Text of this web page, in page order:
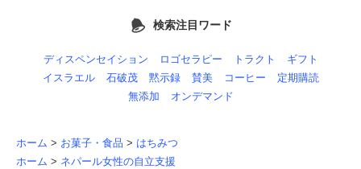
検索注目ワード
ディスペンセイション ロゴセラピー トラクト
ギフト
イスラエル
石破茂 黙示録 賛美 コーヒー
定期購読
無添加
オンデマンド
ホーム > お菓子・食品 > はちみつ
ホーム > ネパール女性の自立支援